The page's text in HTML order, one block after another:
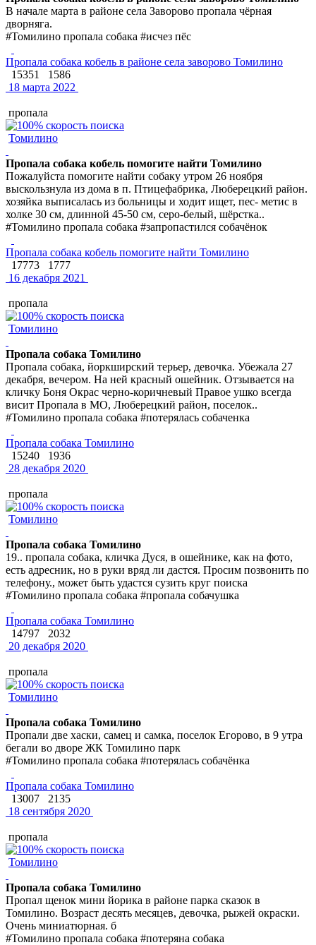
В начале марта в районе села Заворово пропала чёрная
дворняга.
#Томилино пропала собака #исчез пёс
Пропала собака кобель в районе села заворово Томилино
15351
1586
18 марта 2022
пропала
Томилино
Пропала собака кобель помогите найти Томилино
Пожалуйста помогите найти собаку утром 26 ноября
выскользнула из дома в п. Птицефабрика, Люберецкий район.
хозяйка выписалась из больницы и ходит ищет, пес- метис в
холке 30 см, длинной 45-50 см, серо-белый, шёрстка..
#Томилино пропала собака #запропастился собачёнок
Пропала собака кобель помогите найти Томилино
17773
1777
16 декабря 2021
пропала
Томилино
Пропала собака Томилино
Пропала собака, йоркширский терьер, девочка. Убежала 27
декабря, вечером. На ней красный ошейник. Отзывается на
кличку Боня Окрас черно-коричневый Правое ушко всегда
висит Пропала в МО, Люберецкий район, поселок..
#Томилино пропала собака #потерялась собаченка
Пропала собака Томилино
15240
1936
28 декабря 2020
пропала
Томилино
Пропала собака Томилино
19.. пропала собака, кличка Дуся, в ошейнике, как на фото,
есть адресник, но в руки вряд ли дастся. Просим позвонить по
телефону., может быть удастся сузить круг поиска
#Томилино пропала собака #пропала собачушка
Пропала собака Томилино
14797
2032
20 декабря 2020
пропала
Томилино
Пропала собака Томилино
Пропали две хаски, самец и самка, поселок Егорово, в 9 утра
бегали во дворе ЖК Томилино парк
#Томилино пропала собака #потерялась собачёнка
Пропала собака Томилино
13007
2135
18 сентября 2020
пропала
Томилино
Пропала собака Томилино
Пропал щенок мини йорика в районе парка сказок в
Томилино. Возраст десять месяцев, девочка, рыжей окраски.
Очень миниатюрная. б
#Томилино пропала собака #потеряна собака